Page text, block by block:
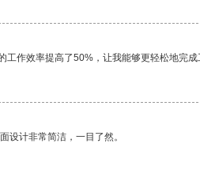
工作效率提高了50%，让我能够更轻松地完
设计非常简洁，一目了然。